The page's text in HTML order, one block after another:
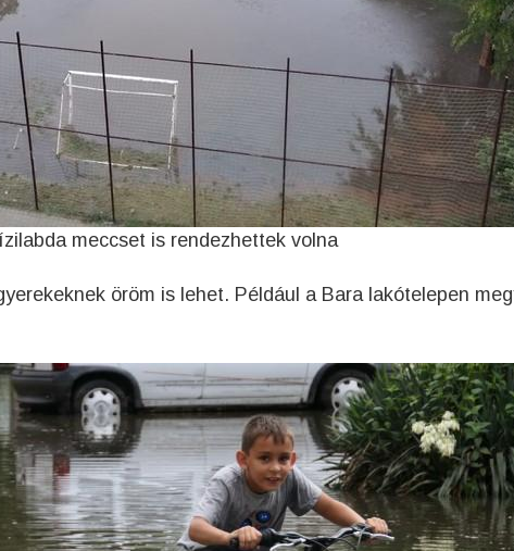
meccset is rendezhettek volna
öröm is lehet. Például a Bara lakótelepen